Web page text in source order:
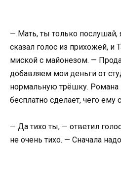
— Мать, ты только послушай,
сказал голос из прихожей, и
миской с майонезом. —
добавляем мои деньги от
нормальную трёшку. Романа
бесплатно сделает, чего ему
— Да тихо ты, — ответил
не очень тихо. — Сначала